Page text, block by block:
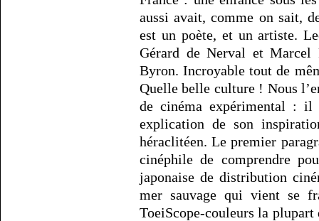
aussi avait, comme on sait,
est un poète, et un artiste.
Gérard de Nerval et Marcel
Byron. Incroyable tout de
Quelle belle culture ! Nous
de cinéma expérimental : il
explication de son
héraclitéen. Le premier
cinéphile de comprendre
japonaise de distribution
mer sauvage qui vient se
ToeiScope-couleurs la